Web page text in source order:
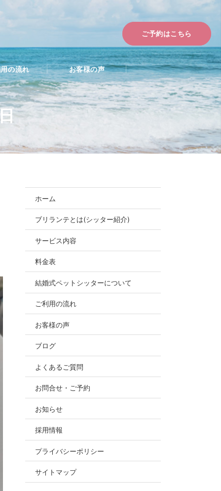
ホーム
ブリランテとは(シッター紹介)
サービス内容
料金表
結婚式ペットシッターについて
ご利用の流れ
お客様の声
ブログ
よくあるご質問
お問合せ・ご予約
お知らせ
採用情報
プライバシーポリシー
サイトマップ
ご予約はこちら
の流れ お客様の声